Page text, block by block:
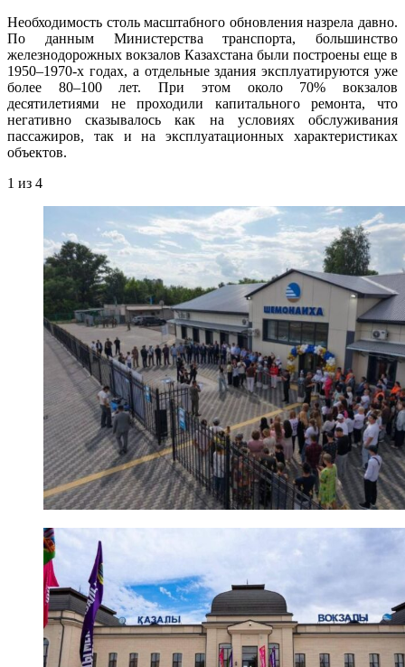
Необходимость столь масштабного обновления назрела давно.
По данным Министерства транспорта, большинство
железнодорожных вокзалов Казахстана были построены еще в
1950–1970-х годах, а отдельные здания эксплуатируются уже
более 80–100 лет. При этом около 70% вокзалов
десятилетиями не проходили капитального ремонта, что
негативно сказывалось как на условиях обслуживания
пассажиров, так и на эксплуатационных характеристиках
объектов.
1 из 4